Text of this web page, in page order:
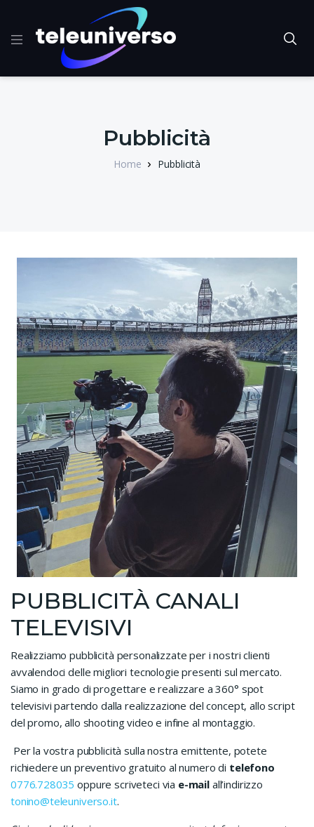
Pubblicità
Home Pubblicità
PUBBLICITÀ CANALI
TELEVISIVI
Realizziamo pubblicità personalizzate per i nostri clienti
avvalendoci delle migliori tecnologie presenti sul mercato.
Siamo in grado di progettare e realizzare a 360° spot
televisivi partendo dalla realizzazione del concept, allo script
del promo, allo shooting video e infine al montaggio.
Per la vostra pubblicità sulla nostra emittente, potete
richiedere un preventivo gratuito al numero di telefono
0776.728035oppure scriveteci via e-mail all’indirizzo
tonino@teleuniverso.it.